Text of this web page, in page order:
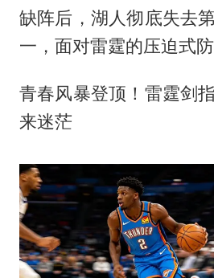
缺阵后，湖人彻底失去
一，面对雷霆的压迫式防
青春风暴登顶！雷霆剑
来迷茫